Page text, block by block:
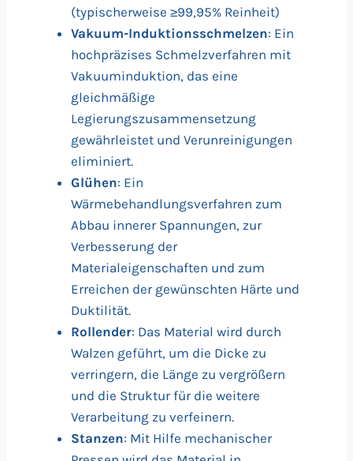
(typischerweise ≥99,95% Reinheit)
Vakuum-Induktionsschmelzen: Ein
hochpräzises Schmelzverfahren mit
Vakuuminduktion, das eine
gleichmäßige
Legierungszusammensetzung
gewährleistet und Verunreinigungen
eliminiert.
Glühen: Ein
Wärmebehandlungsverfahren zum
Abbau innerer Spannungen, zur
Verbesserung der
Materialeigenschaften und zum
Erreichen der gewünschten Härte und
Duktilität.
Rollender: Das Material wird durch
Walzen geführt, um die Dicke zu
verringern, die Länge zu vergrößern
und die Struktur für die weitere
Verarbeitung zu verfeinern.
Stanzen: Mit Hilfe mechanischer